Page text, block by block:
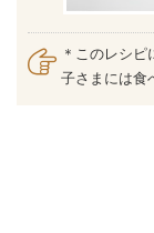
＊このレシ
子さまには食